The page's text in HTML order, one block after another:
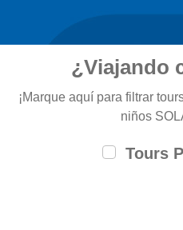
¿Viajando
¡Marque aquí para filtrar
niños
Tours